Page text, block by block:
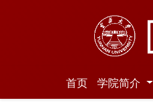
首页 学院简介